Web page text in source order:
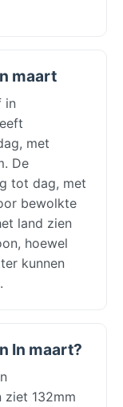
maart
in
met
De
tot dag, met
bewolkte
land zien
hoewel
kunnen
In maart?
ziet 132mm